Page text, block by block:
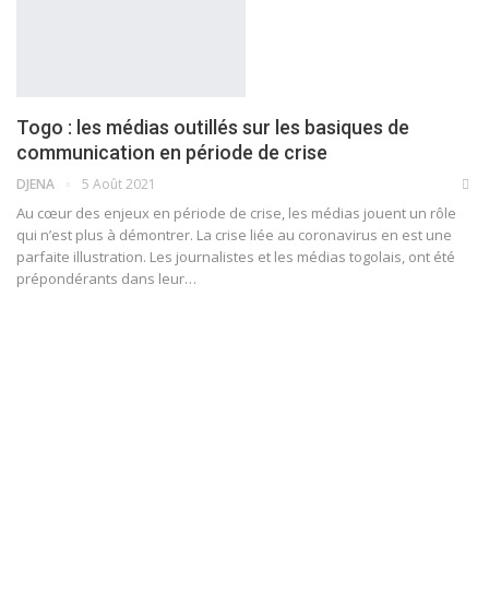
Togo : les médias outillés sur les basiques de
communication en période de crise
DJENA 5 Août 2021
Au cœur des enjeux en période de crise, les médias jouent un rôle
qui n’est plus à démontrer. La crise liée au coronavirus en est une
parfaite illustration. Les journalistes et les médias togolais, ont été
prépondérants dans leur…